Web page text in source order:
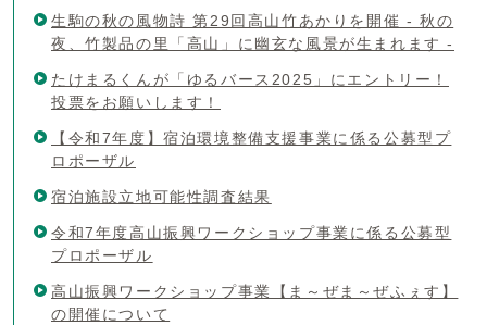
生駒の秋の風物詩 第29回高山竹あかりを開催 - 秋の
夜、竹製品の里「高山」に幽玄な風景が生まれます -
たけまるくんが「ゆるバース2025」にエントリー！
投票をお願いします！
【令和7年度】宿泊環境整備支援事業に係る公募型プ
ロポーザル
宿泊施設立地可能性調査結果
令和7年度高山振興ワークショップ事業に係る公募型
プロポーザル
高山振興ワークショップ事業【ま～ぜま～ぜふぇす】
の開催について